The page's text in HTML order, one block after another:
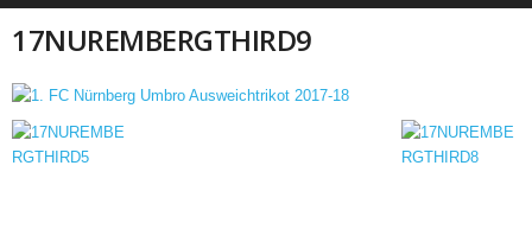
17NUREMBERGTHIRD9